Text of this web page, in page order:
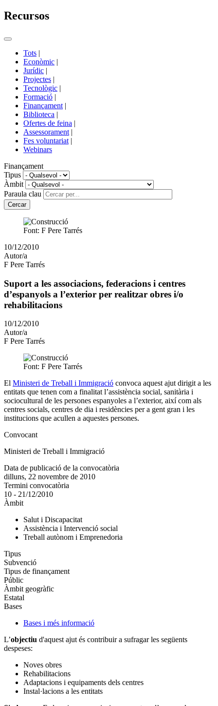
Recursos
Commutador
portals
Tots |
Econòmic |
Jurídic |
Projectes |
Tecnològic |
Formació |
Finançament |
Biblioteca |
Ofertes de feina |
Assessorament |
Fes voluntariat |
Webinars
Finançament
Tipus
Àmbit
Paraula clau
Font: F Pere Tarrés
Article
publicat
el:
10/12/2010
Autor/a
F Pere Tarrés
Suport a les associacions, federacions i centres
d’espanyols a l’exterior per realitzar obres i/o
rehabilitacions
Article
publicat
el:
10/12/2010
Autor/a
F Pere Tarrés
Font: F Pere Tarrés
El Ministeri de Treball i Immigració convoca aquest ajut dirigit a les
entitats que tenen com a finalitat l’assistència social, sanitària i
sociocultural de les persones espanyoles a l’exterior, així com als
centres socials, centres de dia i residències per a gent gran i les
institucions que acullen a aquestes persones.
Convocant
Ministeri de Treball i Immigració
Data de publicació de la convocatòria
dilluns, 22 novembre de 2010
Termini convocatòria
10 - 21/12/2010
Àmbit
Salut i Discapacitat
Assistència i Intervenció social
Treball autònom i Emprenedoria
Tipus
Subvenció
Tipus de finançament
Públic
Àmbit geogràfic
Estatal
Bases
Bases i més informació
L’objectiu d'aquest ajut és contribuir a sufragar les següents
despeses:
Noves obres
Rehabilitacions
Adaptacions i equipaments dels centres
Instal·lacions a les entitats